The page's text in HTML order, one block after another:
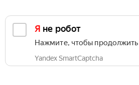
Я не робот
Нажмите, чтобы продолжить
Yandex SmartCaptcha